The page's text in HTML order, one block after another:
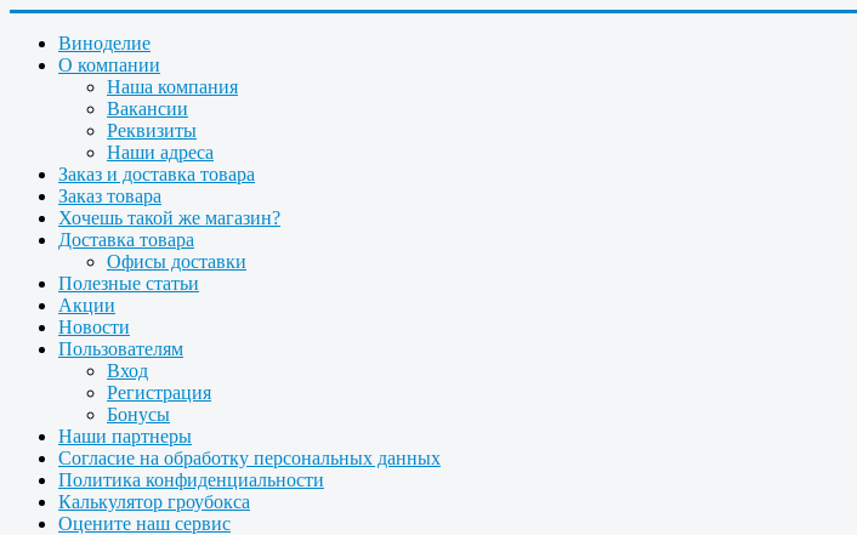
Виноделие
О компании
Наша компания
Вакансии
Реквизиты
Наши адреса
Заказ и доставка товара
Заказ товара
Хочешь такой же магазин?
Доставка товара
Офисы доставки
Полезные статьи
Акции
Новости
Пользователям
Вход
Регистрация
Бонусы
Наши партнеры
Согласие на обработку персональных данных
Политика конфиденциальности
Калькулятор гроубокса
Оцените наш сервис